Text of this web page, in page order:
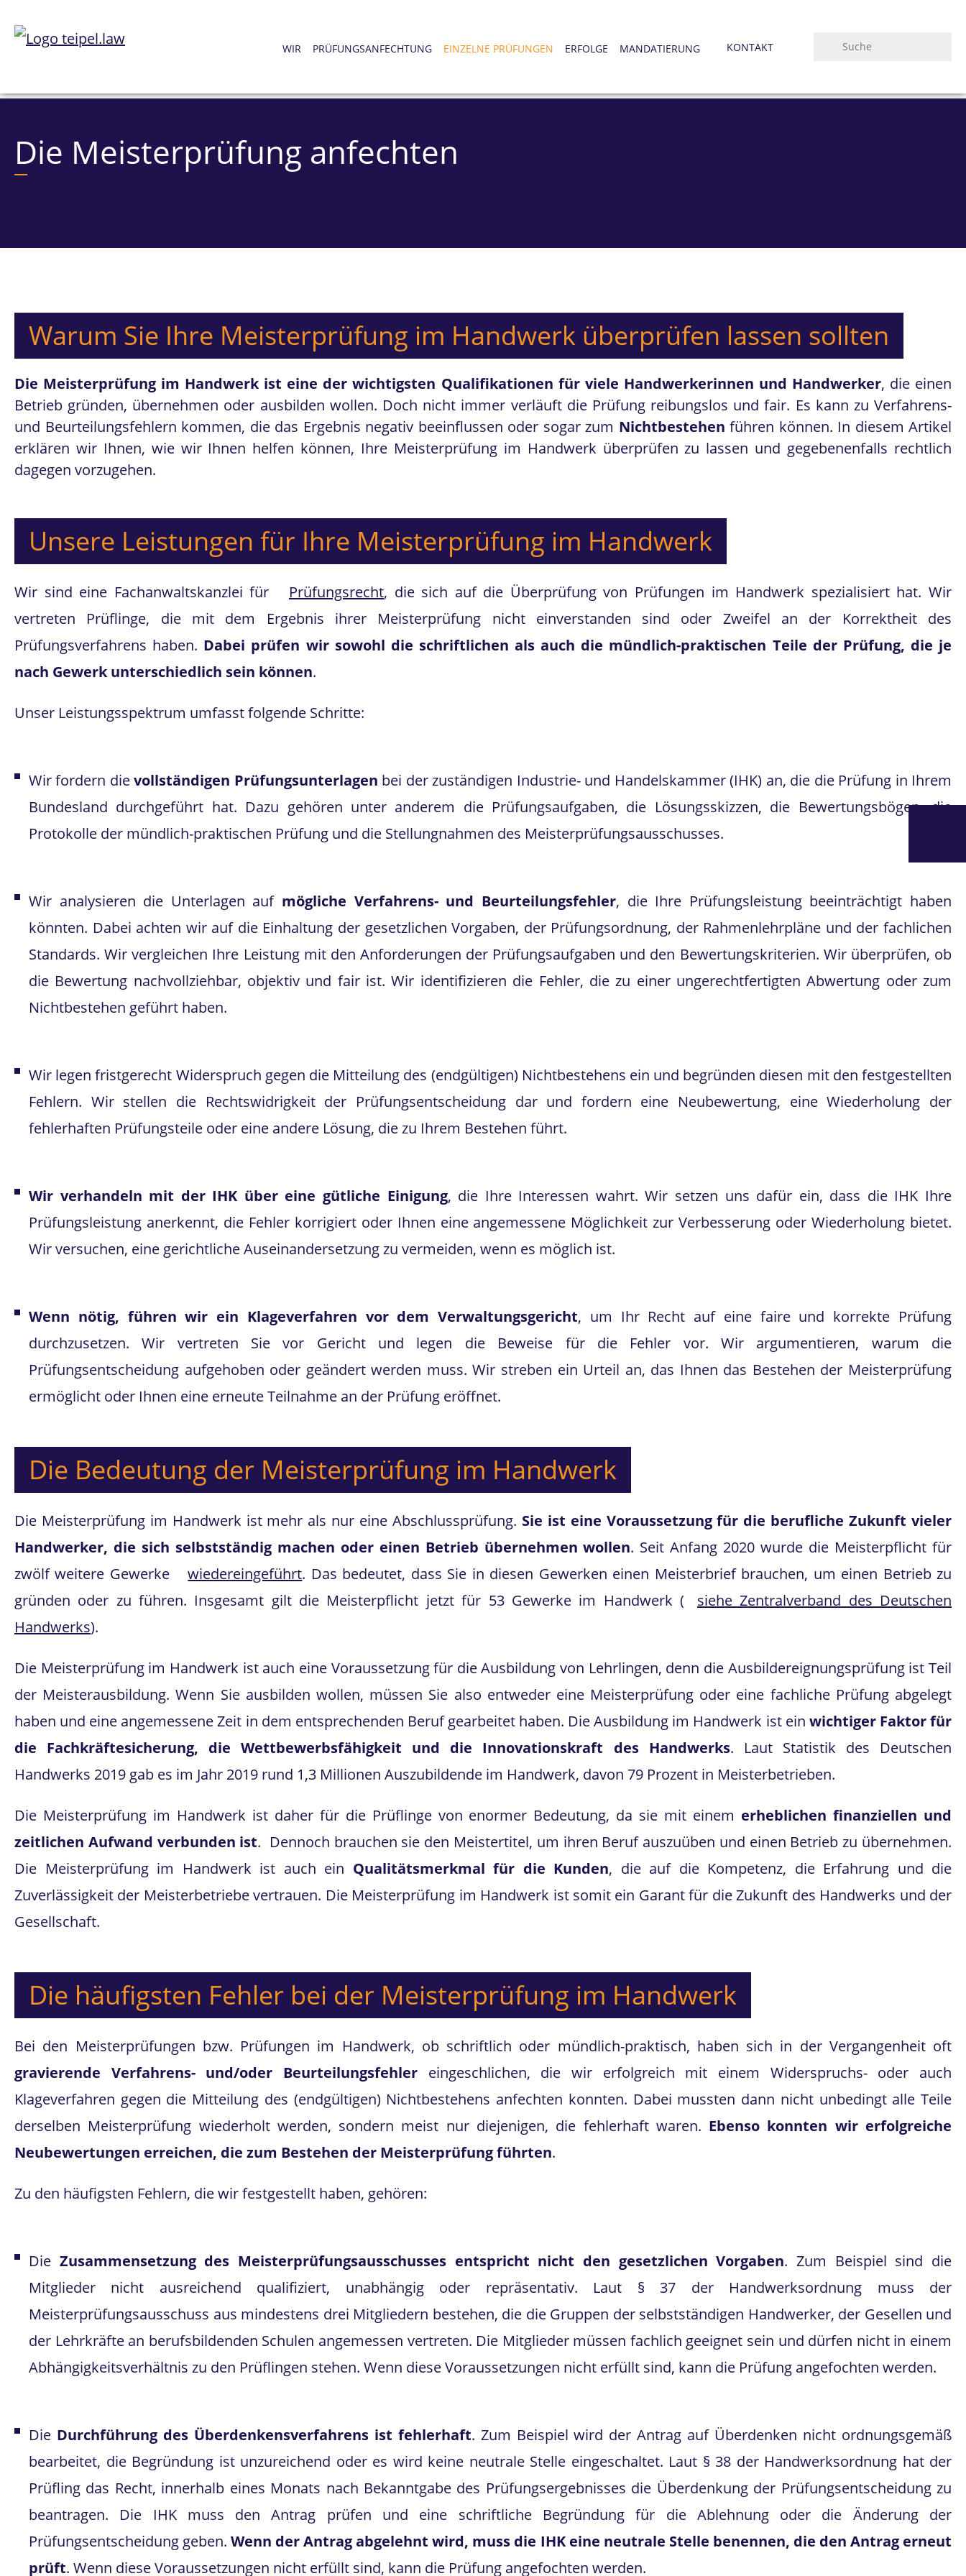
KONTAKT
WIR PRÜFUNGSANFECHTUNG EINZELNE PRÜFUNGEN ERFOLGE MANDATIERUNG
IHK & Co.
Die Meisterprüfung anfechten
Warum Sie Ihre Meisterprüfung im Handwerk überprüfen lassen sollten
Die Meisterprüfung im Handwerk ist eine der wichtigsten Qualifikationen für viele Handwerkerinnen und Handwerker, die einen
Betrieb gründen, übernehmen oder ausbilden wollen. Doch nicht immer verläuft die Prüfung reibungslos und fair. Es kann zu Verfahrens-
und Beurteilungsfehlern kommen, die das Ergebnis negativ beeinflussen oder sogar zum Nichtbestehen führen können. In diesem Artikel
erklären wir Ihnen, wie wir Ihnen helfen können, Ihre Meisterprüfung im Handwerk überprüfen zu lassen und gegebenenfalls rechtlich
dagegen vorzugehen.
Unsere Leistungen für Ihre Meisterprüfung im Handwerk
Wir sind eine Fachanwaltskanzlei für Prüfungsrecht, die sich auf die Überprüfung von Prüfungen im Handwerk spezialisiert hat. Wir
vertreten Prüflinge, die mit dem Ergebnis ihrer Meisterprüfung nicht einverstanden sind oder Zweifel an der Korrektheit des
Prüfungsverfahrens haben. Dabei prüfen wir sowohl die schriftlichen als auch die mündlich-praktischen Teile der Prüfung, die je
nach Gewerk unterschiedlich sein können.
Unser Leistungsspektrum umfasst folgende Schritte:
Wir fordern dievollständigen Prüfungsunterlagen bei der zuständigen Industrie- und Handelskammer (IHK) an, die die Prüfung in Ihrem
Bundesland durchgeführt hat. Dazu gehören unter anderem die Prüfungsaufgaben, die Lösungsskizzen, die Bewertungsbögen, die
Protokolle der mündlich-praktischen Prüfung und die Stellungnahmen des Meisterprüfungsausschusses.
Wir analysieren die Unterlagen auf mögliche Verfahrens- und Beurteilungsfehler, die Ihre Prüfungsleistung beeinträchtigt haben
könnten. Dabei achten wir auf die Einhaltung der gesetzlichen Vorgaben, der Prüfungsordnung, der Rahmenlehrpläne und der fachlichen
Standards. Wir vergleichen Ihre Leistung mit den Anforderungen der Prüfungsaufgaben und den Bewertungskriterien. Wir überprüfen, ob
die Bewertung nachvollziehbar, objektiv und fair ist. Wir identifizieren die Fehler, die zu einer ungerechtfertigten Abwertung oder zum
Nichtbestehen geführt haben.
Wir legen fristgerecht Widerspruch gegen die Mitteilung des (endgültigen) Nichtbestehens ein und begründen diesen mit den festgestellten
Fehlern. Wir stellen die Rechtswidrigkeit der Prüfungsentscheidung dar und fordern eine Neubewertung, eine Wiederholung der
fehlerhaften Prüfungsteile oder eine andere Lösung, die zu Ihrem Bestehen führt.
Wir verhandeln mit der IHK über eine gütliche Einigung, die Ihre Interessen wahrt. Wir setzen uns dafür ein, dass die IHK Ihre
Prüfungsleistung anerkennt, die Fehler korrigiert oder Ihnen eine angemessene Möglichkeit zur Verbesserung oder Wiederholung bietet.
Wir versuchen, eine gerichtliche Auseinandersetzung zu vermeiden, wenn es möglich ist.
Wenn nötig, führen wir ein Klageverfahren vor dem Verwaltungsgericht, um Ihr Recht auf eine faire und korrekte Prüfung
durchzusetzen. Wir vertreten Sie vor Gericht und legen die Beweise für die Fehler vor. Wir argumentieren, warum die
Prüfungsentscheidung aufgehoben oder geändert werden muss. Wir streben ein Urteil an, das Ihnen das Bestehen der Meisterprüfung
ermöglicht oder Ihnen eine erneute Teilnahme an der Prüfung eröffnet.
Die Bedeutung der Meisterprüfung im Handwerk
Die Meisterprüfung im Handwerk ist mehr als nur eine Abschlussprüfung. Sie ist eine Voraussetzung für die berufliche Zukunft vieler
Handwerker, die sich selbstständig machen oder einen Betrieb übernehmen wollen. Seit Anfang 2020 wurde die Meisterpflicht für
zwölf weitere Gewerke
wiedereingeführt. Das bedeutet, dass Sie in diesen Gewerken einen Meisterbrief brauchen, um einen Betrieb zu
gründen oder zu führen. Insgesamt gilt die Meisterpflicht jetzt für 53 Gewerke im Handwerk (
siehe Zentralverband des Deutschen
Handwerks).
Die Meisterprüfung im Handwerk ist auch eine Voraussetzung für die Ausbildung von Lehrlingen, denn die Ausbildereignungsprüfung ist Teil
der Meisterausbildung. Wenn Sie ausbilden wollen, müssen Sie also entweder eine Meisterprüfung oder eine fachliche Prüfung abgelegt
haben und eine angemessene Zeit in dem entsprechenden Beruf gearbeitet haben. Die Ausbildung im Handwerk ist ein wichtiger Faktor für
die Fachkräftesicherung, die Wettbewerbsfähigkeit und die Innovationskraft des Handwerks. Laut Statistik des Deutschen
Handwerks 2019 gab es im Jahr 2019 rund 1,3 Millionen Auszubildende im Handwerk, davon 79 Prozent in Meisterbetrieben.
Die Meisterprüfung im Handwerk ist daher für die Prüflinge von enormer Bedeutung, da sie mit einem erheblichen finanziellen und
zeitlichen Aufwand verbunden ist. Dennoch brauchen sie den Meistertitel, um ihren Beruf auszuüben und einen Betrieb zu übernehmen.
Die Meisterprüfung im Handwerk ist auch ein Qualitätsmerkmal für die Kunden, die auf die Kompetenz, die Erfahrung und die
Zuverlässigkeit der Meisterbetriebe vertrauen. Die Meisterprüfung im Handwerk ist somit ein Garant für die Zukunft des Handwerks und der
Gesellschaft.
Die häufigsten Fehler bei der Meisterprüfung im Handwerk
Bei den Meisterprüfungen bzw. Prüfungen im Handwerk, ob schriftlich oder mündlich-praktisch, haben sich in der Vergangenheit oft
gravierende Verfahrens- und/oder Beurteilungsfehler eingeschlichen, die wir erfolgreich mit einem Widerspruchs- oder auch
Klageverfahren gegen die Mitteilung des (endgültigen) Nichtbestehens anfechten konnten. Dabei mussten dann nicht unbedingt alle Teile
derselben Meisterprüfung wiederholt werden, sondern meist nur diejenigen, die fehlerhaft waren. Ebenso konnten wir erfolgreiche
Neubewertungen erreichen, die zum Bestehen der Meisterprüfung führten.
Zu den häufigsten Fehlern, die wir festgestellt haben, gehören:
Die Zusammensetzung des Meisterprüfungsausschusses entspricht nicht den gesetzlichen Vorgaben. Zum Beispiel sind die
Mitglieder nicht ausreichend qualifiziert, unabhängig oder repräsentativ. Laut § 37 der Handwerksordnung muss der
Meisterprüfungsausschuss aus mindestens drei Mitgliedern bestehen, die die Gruppen der selbstständigen Handwerker, der Gesellen und
der Lehrkräfte an berufsbildenden Schulen angemessen vertreten. Die Mitglieder müssen fachlich geeignet sein und dürfen nicht in einem
Abhängigkeitsverhältnis zu den Prüflingen stehen. Wenn diese Voraussetzungen nicht erfüllt sind, kann die Prüfung angefochten werden.
Die Durchführung des Überdenkensverfahrens ist fehlerhaft. Zum Beispiel wird der Antrag auf Überdenken nicht ordnungsgemäß
bearbeitet, die Begründung ist unzureichend oder es wird keine neutrale Stelle eingeschaltet. Laut § 38 der Handwerksordnung hat der
Prüfling das Recht, innerhalb eines Monats nach Bekanntgabe des Prüfungsergebnisses die Überdenkung der Prüfungsentscheidung zu
beantragen. Die IHK muss den Antrag prüfen und eine schriftliche Begründung für die Ablehnung oder die Änderung der
Prüfungsentscheidung geben.Wenn der Antrag abgelehnt wird, muss die IHK eine neutrale Stelle benennen, die den Antrag erneut
prüft. Wenn diese Voraussetzungen nicht erfüllt sind, kann die Prüfung angefochten werden.